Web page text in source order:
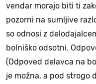
vendar morajo biti ti
pozorni na sumljive
so odnosi z
bolniško odsotni.
(Odpoved delavca na
je možna, a pod strogo